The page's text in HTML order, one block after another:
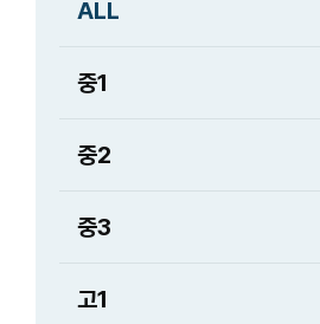
ALL
중1
중2
중3
고1